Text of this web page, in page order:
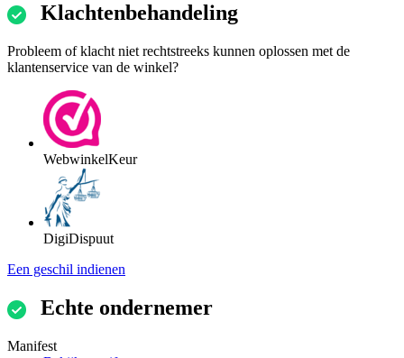
Klachtenbehandeling
Probleem of klacht niet rechtstreeks kunnen oplossen met de
klantenservice van de winkel?
WebwinkelKeur
DigiDispuut
Een geschil indienen
Echte ondernemer
Manifest